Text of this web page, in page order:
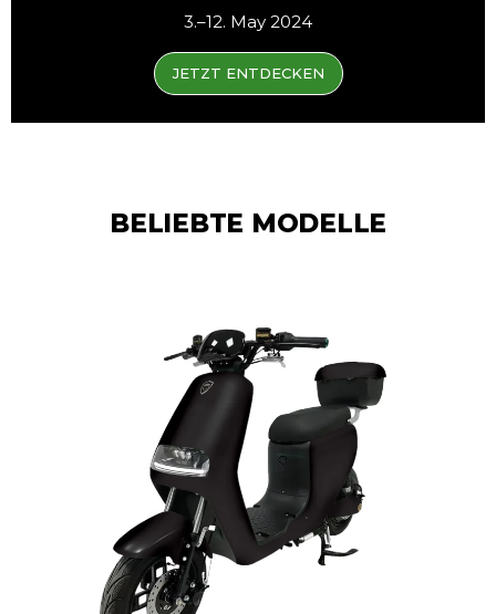
3.–12. May 2024
JETZT ENTDECKEN
BELIEBTE MODELLE